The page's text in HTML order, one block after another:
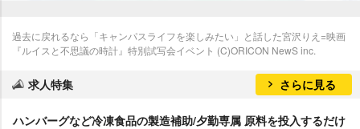
過去に戻れるなら「キャンパスライフを楽しみたい」と話した宮沢りえ=映画
『ルイスと不思議の時計』特別試写会イベント (C)ORICON NewS inc.
求人特集 さらに見る
ハンバーグなど冷凍食品の製造補助/夕勤専属 原料を投入するだけ